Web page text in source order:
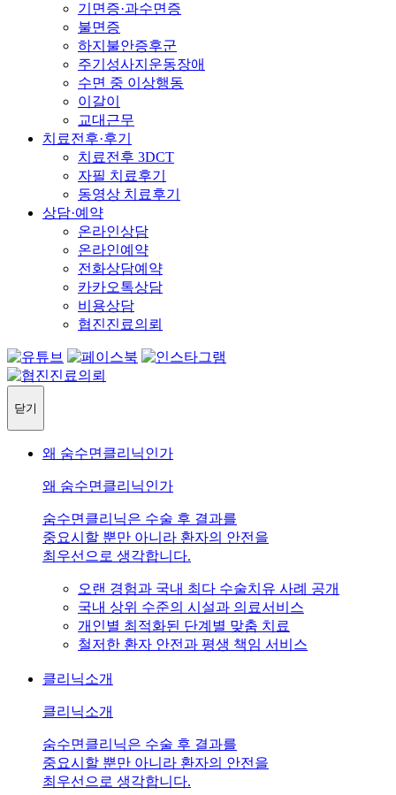
기면증·과수면증
불면증
하지불안증후군
주기성사지운동장애
수면 중 이상행동
이갈이
교대근무
치료전후·후기
치료전후 3DCT
자필 치료후기
동영상 치료후기
상담·예약
온라인상담
온라인예약
전화상담예약
카카오톡상담
비용상담
협진진료의뢰
닫기
왜 숨수면클리닉인가
왜 숨수면클리닉인가
숨수면클리닉은 수술 후 결과를
중요시할 뿐만 아니라 환자의 안전을
최우선으로 생각합니다.
오랜 경험과 국내 최다 수술치유 사례 공개
국내 상위 수준의 시설과 의료서비스
개인별 최적화된 단계별 맞춤 치료
철저한 환자 안전과 평생 책임 서비스
클리닉소개
클리닉소개
숨수면클리닉은 수술 후 결과를
중요시할 뿐만 아니라 환자의 안전을
최우선으로 생각합니다.